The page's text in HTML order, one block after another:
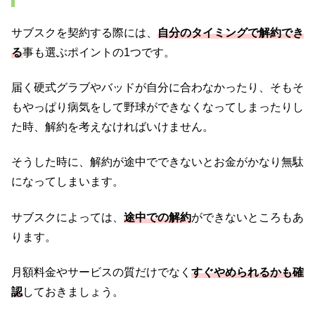
サブスクを契約する際には、 自分のタイミングで解約でき
る事も選ぶポイントの1つです。
届く硬式グラブやバッドが自分に合わなかったり、そもそ
もやっぱり病気をして野球ができなくなってしまったりし
た時、解約を考えなければいけません。
そうした時に、解約が途中でできないとお金がかなり無駄
になってしまいます。
サブスクによっては、 途中での解約ができないところもあ
ります。
月額料金やサービスの質だけでなく すぐやめられるかも確
認しておきましょう。